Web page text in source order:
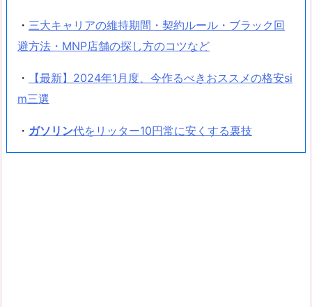
・ 三大キャリアの維持期間・契約ルール・ブラック回
避方法・MNP店舗の探し方のコツなど
・
【最新】2024年1月度、今作るべきおススメの格安si
m三選
・ ガソリン代をリッター10円常に安くする裏技